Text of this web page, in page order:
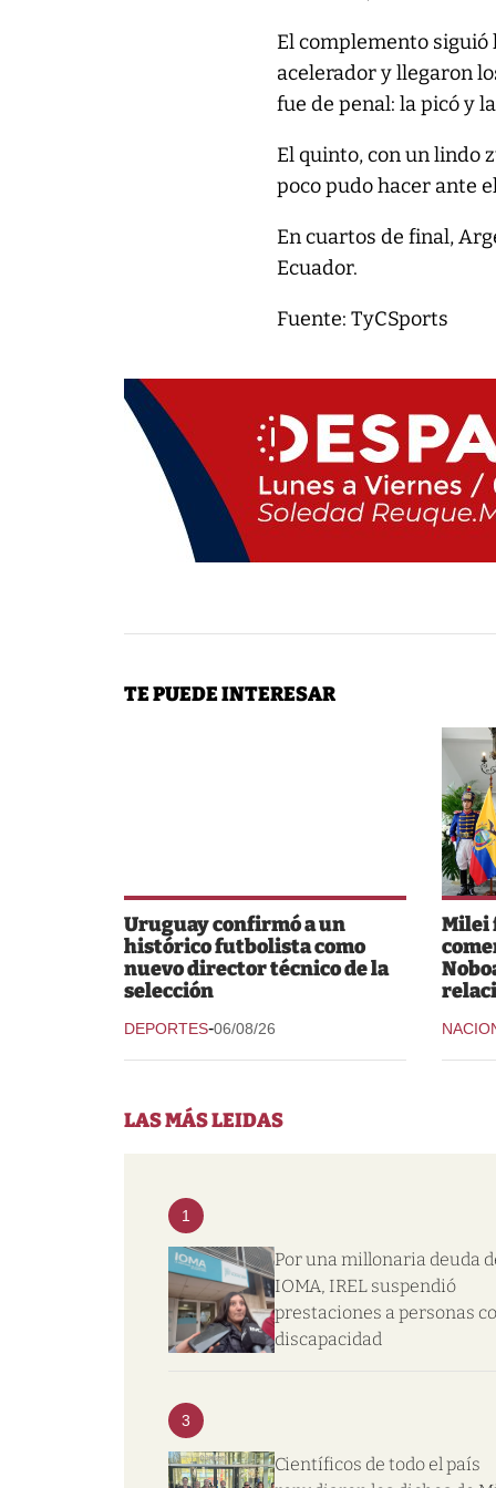
El complemento siguió
acelerador y llegaron
fue de penal: la picó y
El quinto, con un lindo
poco pudo hacer ante
En cuartos de final,
Ecuador.
Fuente: TyCSports
TE PUEDE INTERESAR
Uruguay confirmó a un
histórico futbolista como
nuevo director técnico de la
selección
DEPORTES-06/08/26
Milei
LAS MÁS LEIDAS
1
Por una millonaria deuda
IOMA, IREL suspendió
prestaciones a personas
discapacidad
3
Científicos de todo el país